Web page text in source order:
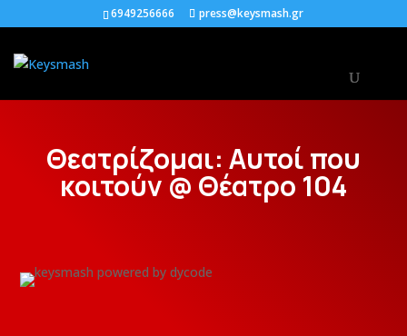
6949256666 press@keysmash.gr
Θεατρίζομαι: Αυτοί που
κοιτούν @ Θέατρο 104